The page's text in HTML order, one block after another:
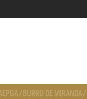
/ BURRO DE MIRANDA/